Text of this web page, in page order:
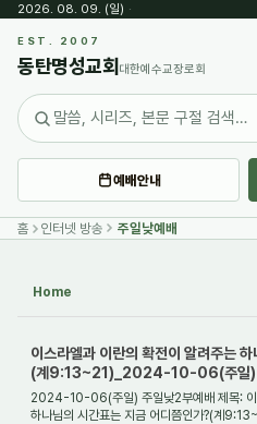
2026. 08. 09. (일) ·
EST. 2007
동탄명성교회 대한예수교장로회
예배안내
홈 인터넷 방송 주일낮예배
Home
이스라엘과 이란의 확전이 알려주는
(계9:13~21)_2024-10-06(주일)
2024-10-06(주일) 주일낮2부예배 제목: 이
하나님의 시간표는 지금 어디쯤인가?(계
Sketchbook5,
Sketchbook5,